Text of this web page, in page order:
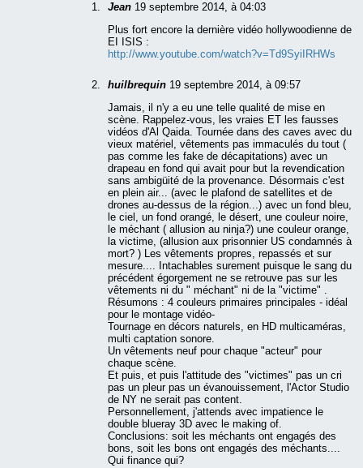
Jean 19 septembre 2014, à 04:03
Plus fort encore la dernière vidéo hollywoodienne de
EI ISIS :
http://www.youtube.com/watch?v=Td9SyiIRHWs
huilbrequin 19 septembre 2014, à 09:57
Jamais, il n'y a eu une telle qualité de mise en
scène. Rappelez-vous, les vraies ET les fausses
vidéos d'Al Qaida. Tournée dans des caves avec du
vieux matériel, vêtements pas immaculés du tout (
pas comme les fake de décapitations) avec un
drapeau en fond qui avait pour but la revendication
sans ambigüité de la provenance. Désormais c'est
en plein air... (avec le plafond de satellites et de
drones au-dessus de la région...) avec un fond bleu,
le ciel, un fond orangé, le désert, une couleur noire,
le méchant ( allusion au ninja?) une couleur orange,
la victime, (allusion aux prisonnier US condamnés à
mort? ) Les vêtements propres, repassés et sur
mesure.... Intachables surement puisque le sang du
précédent égorgement ne se retrouve pas sur les
vêtements ni du " méchant" ni de la "victime" .
Résumons : 4 couleurs primaires principales - idéal
pour le montage vidéo-
Tournage en décors naturels, en HD multicaméras,
multi captation sonore.
Un vêtements neuf pour chaque "acteur" pour
chaque scène.
Et puis, et puis l'attitude des "victimes" pas un cri
pas un pleur pas un évanouissement, l'Actor Studio
de NY ne serait pas content.
Personnellement, j'attends avec impatience le
double blueray 3D avec le making of.
Conclusions: soit les méchants ont engagés des
bons, soit les bons ont engagés des méchants....
Qui finance qui?